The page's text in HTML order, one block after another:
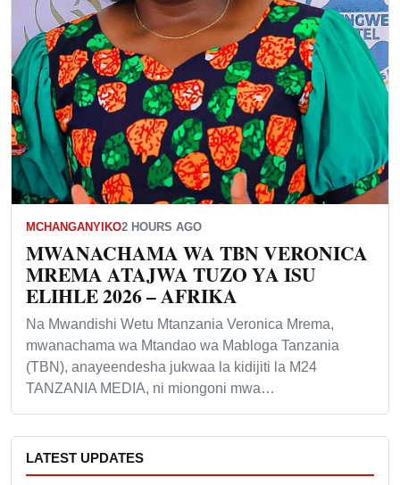
MCHANGANYIKO2 HOURS AGO
MWANACHAMA WA TBN VERONICA
MREMA ATAJWA TUZO YA ISU
ELIHLE 2026 – AFRIKA
Na Mwandishi Wetu Mtanzania Veronica Mrema,
mwanachama wa Mtandao wa Mabloga Tanzania
(TBN), anayeendesha jukwaa la kidijiti la M24
TANZANIA MEDIA, ni miongoni mwa…
LATEST UPDATES